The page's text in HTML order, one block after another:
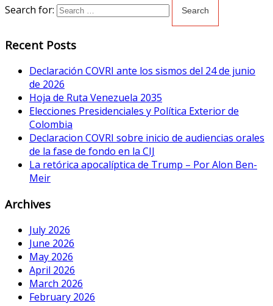
Search for:
Recent Posts
Declaración COVRI ante los sismos del 24 de junio
de 2026
Hoja de Ruta Venezuela 2035
Elecciones Presidenciales y Política Exterior de
Colombia
Declaracion COVRI sobre inicio de audiencias orales
de la fase de fondo en la CIJ
La retórica apocalíptica de Trump – Por Alon Ben-
Meir
Archives
July 2026
June 2026
May 2026
April 2026
March 2026
February 2026